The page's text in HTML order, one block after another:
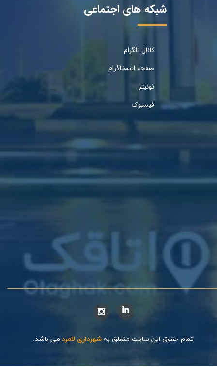
شبکه های اجتماعی
کانال تلگرام
صفحه اینستاگرام
توئیتر
فیسبوک
تمام حقوق این سایت متعلق به شهرداری لامرد می باشد.